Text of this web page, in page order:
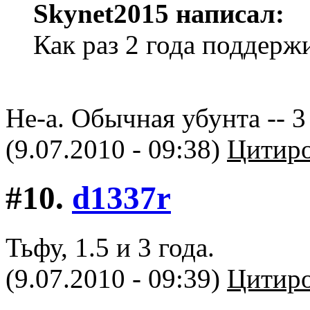
Skynet2015 написал:
Как раз 2 года
Не-а. Обычная убунта -- 3
(9.07.2010 - 09:38)
#10. d1337r
Тьфу, 1.5 и 3 года.
(9.07.2010 - 09:39)